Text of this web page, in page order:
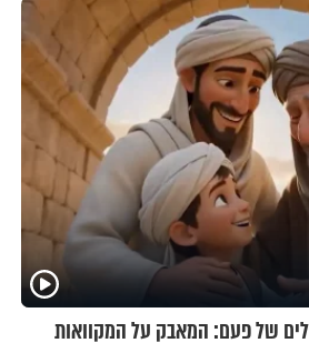
של פעם: המאבק על המקוואות